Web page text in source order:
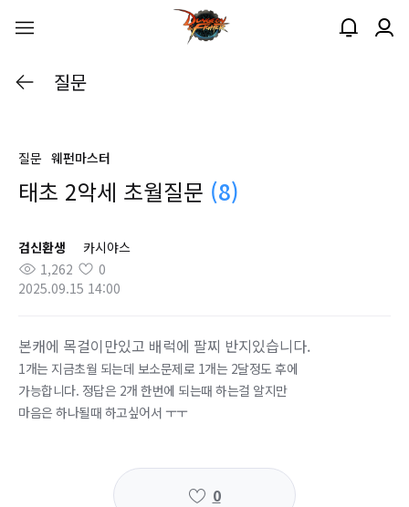
질문
질문 웨펀마스터
태초 2악세 초월질문 (8)
검신환생
카시야스
1,262
0
2025.09.15 14:00
본캐에 목걸이만있고 배럭에 팔찌 반지있습니다.
1개는 지금초월 되는데 보소문제로 1개는 2달정도 후에
가능합니다. 정답은 2개 한번에 되는때 하는걸 알지만
마음은 하나될때 하고싶어서 ㅜㅜ
0